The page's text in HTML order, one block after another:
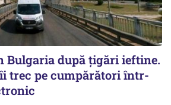
Bulgaria după țigări ieftine.
trec pe cumpărători într-